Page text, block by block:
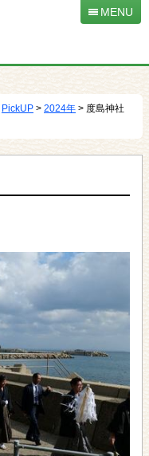
MENU
PickUP > 2024年 > 度島神社